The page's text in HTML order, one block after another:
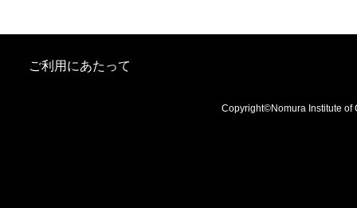
ご利用にあたって
Copyright©Nomura Institute of